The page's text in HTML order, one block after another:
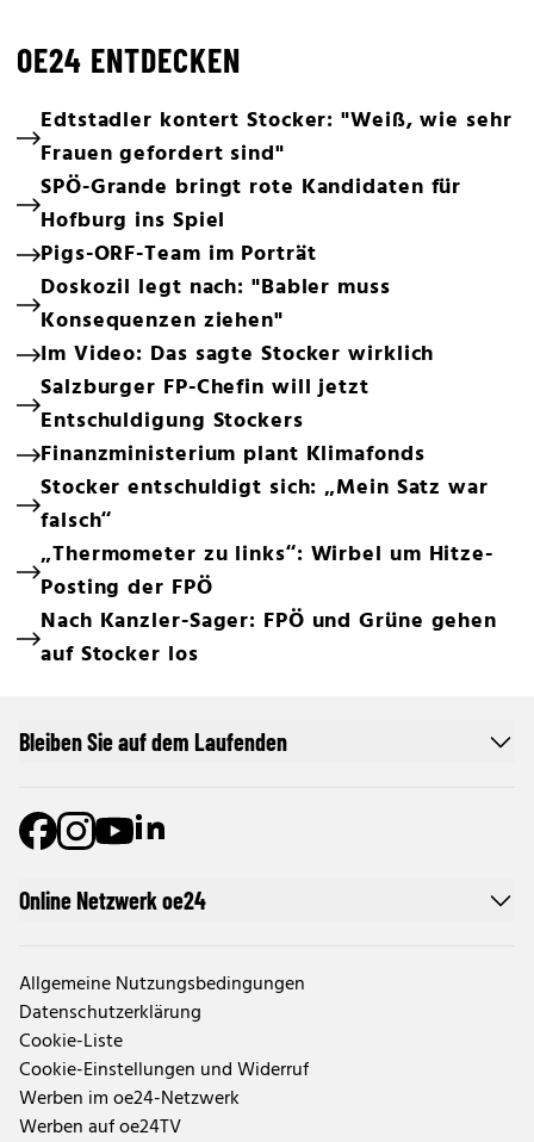
OE24 ENTDECKEN
Edtstadler kontert Stocker: "Weiß, wie sehr
Frauen gefordert sind"
SPÖ-Grande bringt rote Kandidaten für
Hofburg ins Spiel
Pigs-ORF-Team im Porträt
Doskozil legt nach: "Babler muss
Konsequenzen ziehen"
Im Video: Das sagte Stocker wirklich
Salzburger FP-Chefin will jetzt
Entschuldigung Stockers
Finanzministerium plant Klimafonds
Stocker entschuldigt sich: „Mein Satz war
falsch“
„Thermometer zu links“: Wirbel um Hitze-
Posting der FPÖ
Nach Kanzler-Sager: FPÖ und Grüne gehen
auf Stocker los
Online Netzwerk oe24
Allgemeine Nutzungsbedingungen
Datenschutzerklärung
Cookie-Liste
Cookie-Einstellungen und Widerruf
Werben im oe24-Netzwerk
Werben auf oe24TV
Bleiben Sie auf dem Laufenden